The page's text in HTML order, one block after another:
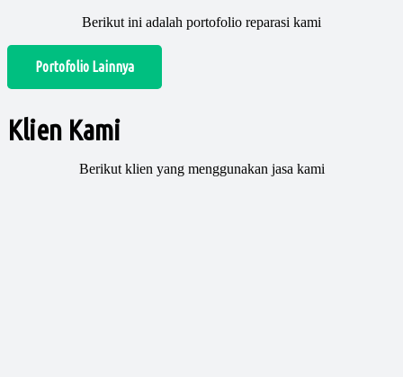
Berikut ini adalah portofolio reparasi kami
Portofolio Lainnya
Klien Kami
Berikut klien yang menggunakan jasa kami